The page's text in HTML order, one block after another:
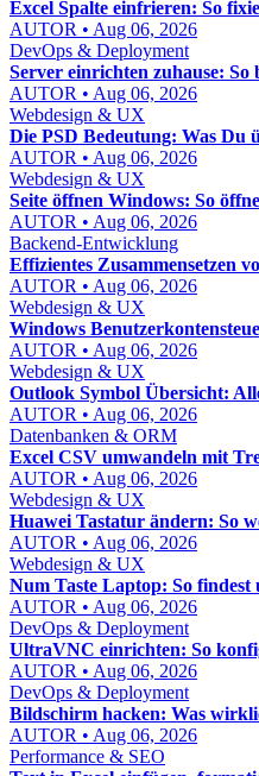
Excel Spalte einfrieren: So
AUTOR • Aug 06, 2026
DevOps & Deployment
Server einrichten zuhause:
AUTOR • Aug 06, 2026
Webdesign & UX
Die PSD Bedeutung: Was Du
AUTOR • Aug 06, 2026
Webdesign & UX
Seite öffnen Windows: So
AUTOR • Aug 06, 2026
Backend-Entwicklung
Effizientes Zusammensetzen
AUTOR • Aug 06, 2026
Webdesign & UX
Windows
AUTOR • Aug 06, 2026
Webdesign & UX
Outlook Symbol Übersicht:
AUTOR • Aug 06, 2026
Datenbanken & ORM
Excel CSV umwandeln mit
AUTOR • Aug 06, 2026
Webdesign & UX
Huawei Tastatur ändern: So
AUTOR • Aug 06, 2026
Webdesign & UX
Num Taste Laptop: So
AUTOR • Aug 06, 2026
DevOps & Deployment
UltraVNC einrichten: So
AUTOR • Aug 06, 2026
DevOps & Deployment
Bildschirm hacken: Was
AUTOR • Aug 06, 2026
Performance & SEO